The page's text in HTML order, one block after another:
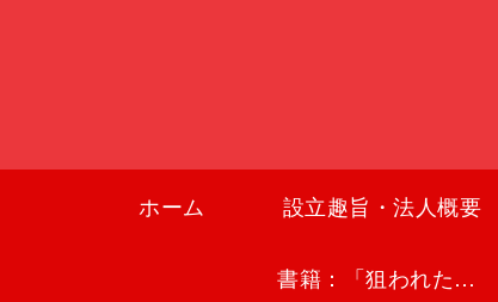
ホーム 設立趣旨・法人概要
書籍：「狙われた沖縄〜真実の沖縄史が日本を救う〜」